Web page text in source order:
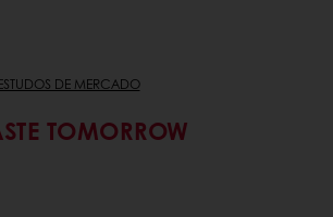
DE MERCADO
TOMORROW